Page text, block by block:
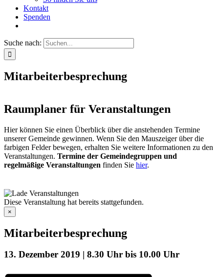
Kontakt
Spenden
Suche nach:
Mitarbeiterbesprechung
Raumplaner für Veranstaltungen
Hier können Sie einen Überblick über die anstehenden Termine
unserer Gemeinde gewinnen. Wenn Sie den Mauszeiger über die
farbigen Felder bewegen, erhalten Sie weitere Informationen zu den
Veranstaltungen. Termine der Gemeindegruppen und
regelmäßige Veranstaltungen finden Sie hier.
Diese Veranstaltung hat bereits stattgefunden.
×
Mitarbeiterbesprechung
13. Dezember 2019 | 8.30 Uhr bis 10.00 Uhr